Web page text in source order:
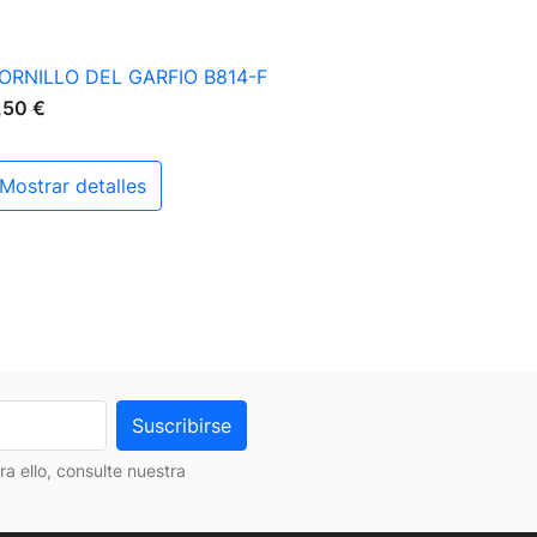
Vista rápida
DEL GARFIO B814-F
€
mostrar detalles
ello, consulte nuestra